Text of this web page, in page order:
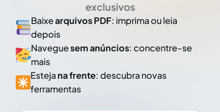
exclusivos
Baixearquivos PDF: imprima ou leia
depois
Naveguesem anúncios: concentre-se
mais
Esteja na frente: descubra novas
ferramentas